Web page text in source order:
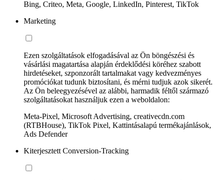
Bing, Criteo, Meta, Google, LinkedIn, Pinterest, TikTok
Marketing
Ezen szolgáltatások elfogadásával az Ön böngészési és
vásárlási magatartása alapján érdeklődési köréhez szabott
hirdetéseket, szponzorált tartalmakat vagy kedvezményes
promóciókat tudunk biztosítani, és mérni tudjuk azok sikerét.
Az Ön beleegyezésével az alábbi, harmadik féltől származó
szolgáltatásokat használjuk ezen a weboldalon:
Meta-Pixel, Microsoft Advertising, creativecdn.com
(RTBHouse), TikTok Pixel, Kattintásalapú termékajánlások,
Ads Defender
Kiterjesztett Conversion-Tracking